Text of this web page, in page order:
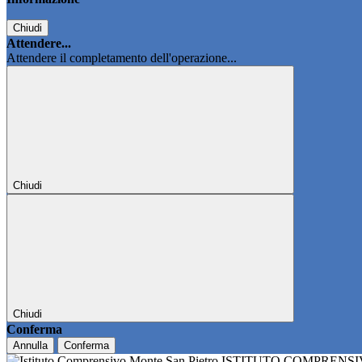
Chiudi
Attendere...
Attendere il completamento dell'operazione...
Chiudi
Chiudi
Conferma
Annulla Conferma